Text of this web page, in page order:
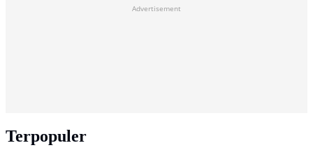
Advertisement
Terpopuler